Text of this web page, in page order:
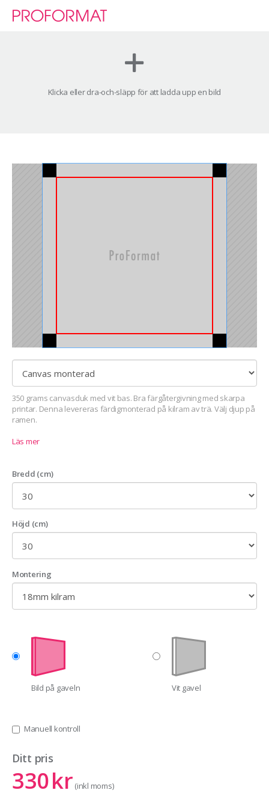
Klicka eller dra-och-släpp för att ladda upp en bild
350 grams canvasduk med vit bas. Bra färgåtergivning med skarpa
printar. Denna levereras färdigmonterad på kilram av trä. Välj djup på
ramen.
Läs mer
Bredd (cm)
Höjd (cm)
Montering
Bild på gaveln Vit gavel
Manuell kontroll
Ditt pris
330kr (inkl moms)